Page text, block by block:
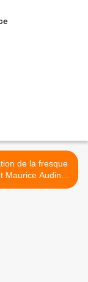
de la fresque
Maurice Audin >
le 5 juillet >